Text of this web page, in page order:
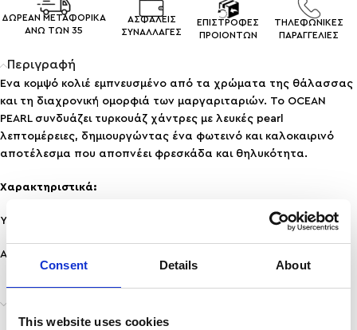
Consent Details About
This website uses cookies
ΔΩΡΕΑΝ ΜΕΤΑΦΟΡΙΚΑ
ΑΝΩ ΤΩΝ 35
ΑΣΦΑΛΕΙΣ
ΣΥΝΑΛΛΑΓEΣ
ΕΠΙΣΤΡΟΦΕΣ
ΠΡΟΙΟΝΤΩΝ
ΤΗΛΕΦΩΝΙΚΕΣ
ΠΑΡΑΓΓΕΛΙΕΣ
Περιγραφή
Ένα κομψό κολιέ εμπνευσμένο από τα χρώματα της θάλασσας
και τη διαχρονική ομορφιά των μαργαριταριών. Το OCEAN
PEARL συνδυάζει τυρκουάζ χάντρες με λευκές pearl
λεπτομέρειες, δημιουργώντας ένα φωτεινό και καλοκαιρινό
αποτέλεσμα που αποπνέει φρεσκάδα και θηλυκότητα.
Χαρακτηριστικά:
Υλικό: Ανοξείδωτο Ατσάλι
Ανθεκτικότητα: Ανθεκτικό σε νερό & άρωμα, δε μαυρίζει!